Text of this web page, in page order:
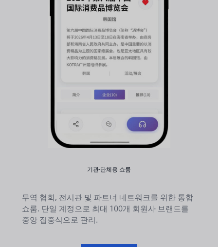
기관·단체용 쇼룸
무역 협회, 전시관 및 파트너 네트워크를 위한 통합
쇼룸. 단일 계정으로 최대 100개 회원사 브랜드를
중앙 집중식으로 관리.